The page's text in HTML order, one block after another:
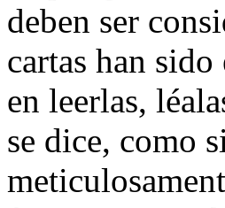
deben ser
cartas han
en leerlas,
se dice, como